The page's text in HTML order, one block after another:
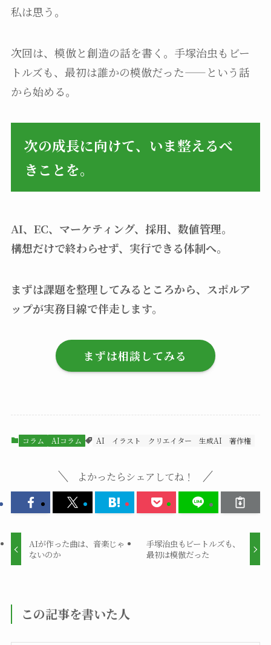
私は思う。
次回は、模倣と創造の話を書く。手塚治虫もビー
トルズも、最初は誰かの模倣だった——という話
から始める。
次の成長に向けて、いま整えるべ
きことを。
AI、EC、マーケティング、採用、数値管理。
構想だけで終わらせず、実行できる体制へ。
まずは課題を整理してみるところから、スポルア
ップが実務目線で伴走します。
まずは相談してみる
コラム AIコラム AI イラスト クリエイター 生成AI 著作権
よかったらシェアしてね！
AIが作った曲は、音楽じゃ
ないのか
手塚治虫もビートルズも、
最初は模倣だった
この記事を書いた人